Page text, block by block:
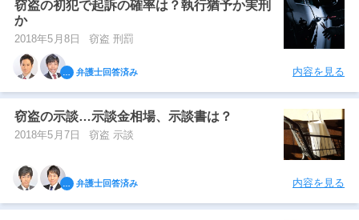
窃盗の初犯で起訴の確率は？執行猶予か実刑
か
2018年5月8日 窃盗 刑罰
弁護士回答済み 内容を見る
窃盗の示談…示談金相場、示談書は？
2018年5月7日 窃盗 示談
弁護士回答済み 内容を見る